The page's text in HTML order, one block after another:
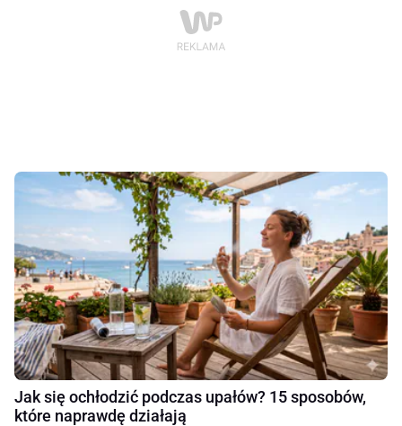
Jak się ochłodzić podczas upałów? 15 sposobów,
które naprawdę działają